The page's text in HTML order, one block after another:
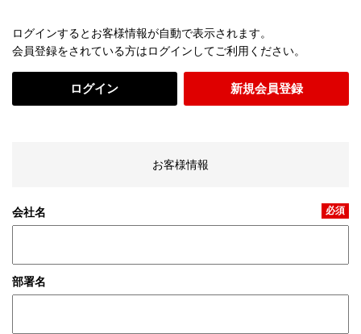
ログインするとお客様情報が自動で表示されます。
会員登録をされている方はログインしてご利用ください。
ログイン 新規会員登録
お客様情報
会社名 必須
部署名